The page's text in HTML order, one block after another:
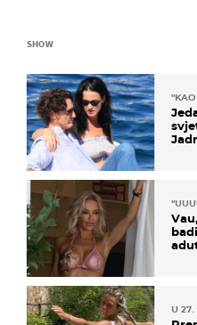
SHOW
U 27.